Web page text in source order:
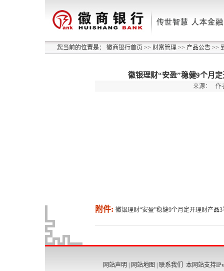
您当前的位置是： 徽商银行首页 >> 财富管理 >> 产品公告 >>
徽银理财“安盈”稳健9个月
来源： 作
附件: 徽银理财“安盈”稳健9个月定开理财产品
网站声明 网站地图 联系我们
本网站支持